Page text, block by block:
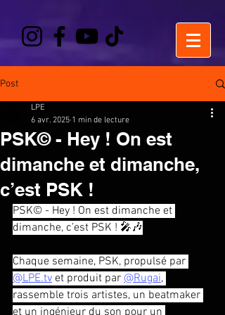
Post
PSK© - Hey ! On est
dimanche et dimanche,
c’est PSK !
LPE
6 avr. 2025 1 min de lecture
PSK© - Hey ! On est dimanche et
dimanche, c’est PSK ! 🎤🎶
Chaque semaine, PSK, propulsé par
@LPE.tv et produit par @Rugai,
rassemble trois artistes, un beatmaker
et un ingénieur du son pour un